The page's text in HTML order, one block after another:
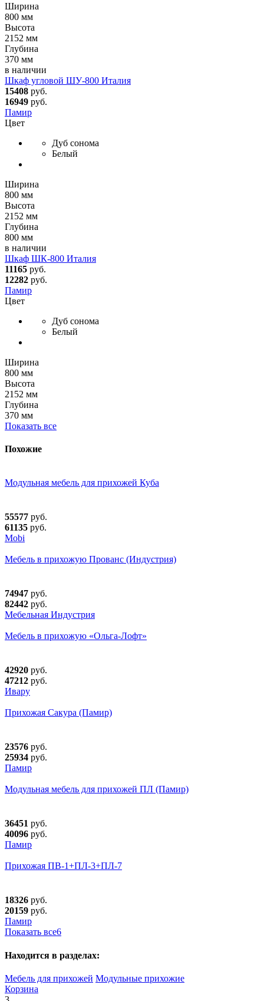
Ширина
800 мм
Высота
2152 мм
Глубина
370 мм
в наличии
Шкаф угловой ШУ-800 Италия
15408 руб.
16949 руб.
Памир
Цвет
Дуб сонома
Белый
Ширина
800 мм
Высота
2152 мм
Глубина
800 мм
в наличии
Шкаф ШК-800 Италия
11165 руб.
12282 руб.
Памир
Цвет
Дуб сонома
Белый
Ширина
800 мм
Высота
2152 мм
Глубина
370 мм
Показать все
Похожие
Модульная мебель для прихожей Куба
55577 руб.
61135 руб.
Mobi
Мебель в прихожую Прованс (Индустрия)
74947 руб.
82442 руб.
Мебельная Индустрия
Мебель в прихожую «Ольга-Лофт»
42920 руб.
47212 руб.
Ивару
Прихожая Сакура (Памир)
23576 руб.
25934 руб.
Памир
Модульная мебель для прихожей ПЛ (Памир)
36451 руб.
40096 руб.
Памир
Прихожая ПВ-1+ПЛ-3+ПЛ-7
18326 руб.
20159 руб.
Памир
Показать все6
Находится в разделах:
Мебель для прихожей Модульные прихожие
Корзина